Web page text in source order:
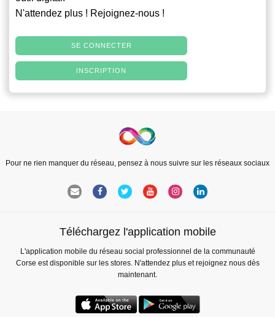
N'attendez plus ! Rejoignez-nous !
SE CONNECTER
INSCRIPTION
Pour ne rien manquer du réseau, pensez à nous suivre sur les réseaux sociaux
Téléchargez l'application mobile
L'application mobile du réseau social professionnel de la communauté
Corse est disponible sur les stores. N'attendez plus et rejoignez nous dès
maintenant.